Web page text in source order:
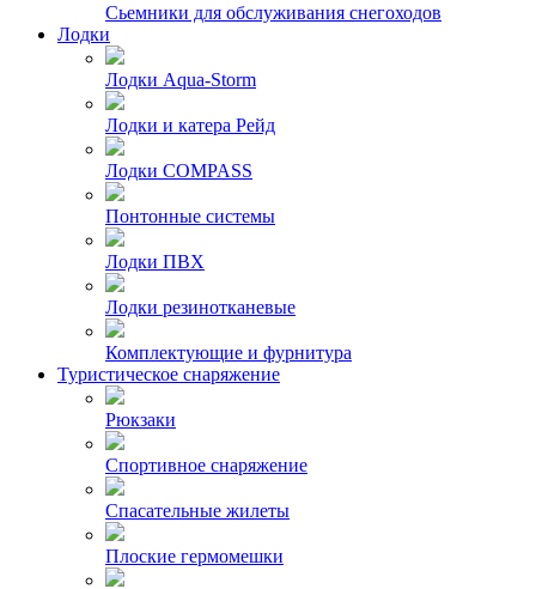
Сьемники для обслуживания снегоходов
Лодки
Лодки Aqua-Storm
Лодки и катера Рейд
Лодки COMPASS
Понтонные системы
Лодки ПВХ
Лодки резинотканевые
Комплектующие и фурнитура
Туристическое снаряжение
Рюкзаки
Спортивное снаряжение
Спасательные жилеты
Плоские гермомешки